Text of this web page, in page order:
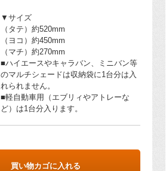
▼サイズ
（タテ）約520mm
（ヨコ）約450mm
（マチ）約270mm
■ハイエースやキャラバン、ミニバン等
のマルチシェードは収納袋に1台分は入
れられません。
■軽自動車用（エブリィやアトレーな
ど）は1台分入ります。
買い物カゴに入れる